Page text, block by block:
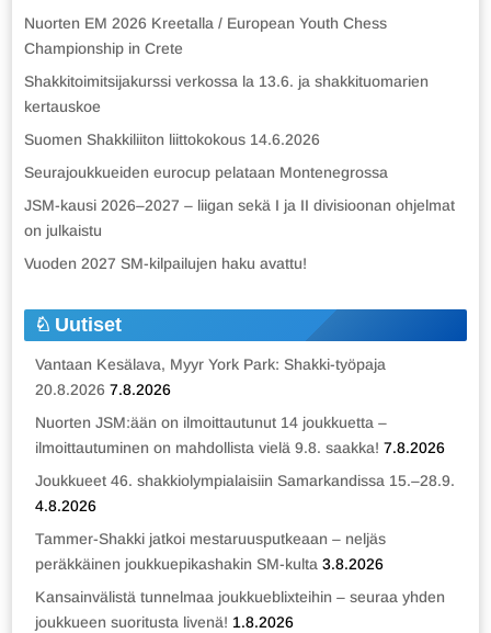
Nuorten EM 2026 Kreetalla / European Youth Chess
Championship in Crete
Shakkitoimitsijakurssi verkossa la 13.6. ja shakkituomarien
kertauskoe
Suomen Shakkiliiton liittokokous 14.6.2026
Seurajoukkueiden eurocup pelataan Montenegrossa
JSM-kausi 2026–2027 – liigan sekä I ja II divisioonan ohjelmat
on julkaistu
Vuoden 2027 SM-kilpailujen haku avattu!
Uutiset
Vantaan Kesälava, Myyr York Park: Shakki-työpaja
20.8.2026 7.8.2026
Nuorten JSM:ään on ilmoittautunut 14 joukkuetta –
ilmoittautuminen on mahdollista vielä 9.8. saakka! 7.8.2026
Joukkueet 46. shakkiolympialaisiin Samarkandissa 15.–28.9.
4.8.2026
Tammer-Shakki jatkoi mestaruusputkeaan – neljäs
peräkkäinen joukkuepikashakin SM-kulta 3.8.2026
Kansainvälistä tunnelmaa joukkueblixteihin – seuraa yhden
joukkueen suoritusta livenä! 1.8.2026